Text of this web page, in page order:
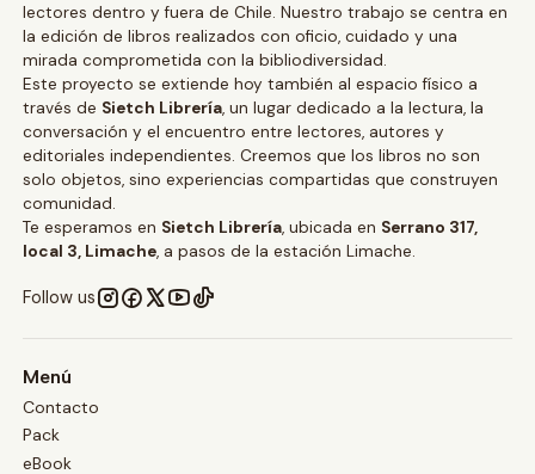
lectores dentro y fuera de Chile. Nuestro trabajo se centra en
la edición de libros realizados con oficio, cuidado y una
mirada comprometida con la bibliodiversidad.
Este proyecto se extiende hoy también al espacio físico a
través de Sietch Librería, un lugar dedicado a la lectura, la
conversación y el encuentro entre lectores, autores y
editoriales independientes. Creemos que los libros no son
solo objetos, sino experiencias compartidas que construyen
comunidad.
Te esperamos en Sietch Librería, ubicada en Serrano 317,
local 3, Limache, a pasos de la estación Limache.
Follow us
Menú
Contacto
Pack
eBook